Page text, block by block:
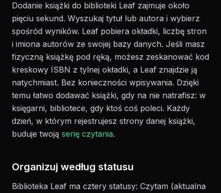
Dodanie książki do biblioteki Leaf zajmuje około
pięciu sekund. Wyszukaj tytuł lub autora i wybierz
spośród wyników. Leaf pobiera okładki, liczbę stron
i imiona autorów ze swojej bazy danych. Jeśli masz
fizyczną książkę pod ręką, możesz zeskanować kod
kreskowy ISBN z tylnej okładki, a Leaf znajdzie ją
natychmiast. Bez konieczności wpisywania. Dzięki
temu łatwo dodawać książki, gdy na nie natrafisz: w
księgarni, bibliotece, gdy ktoś coś poleci. Każdy
dzień, w którym rejestrujesz strony danej książki,
buduje twoją serię czytania.
Organizuj według statusu
Biblioteka Leaf ma cztery statusy: Czytam (aktualna